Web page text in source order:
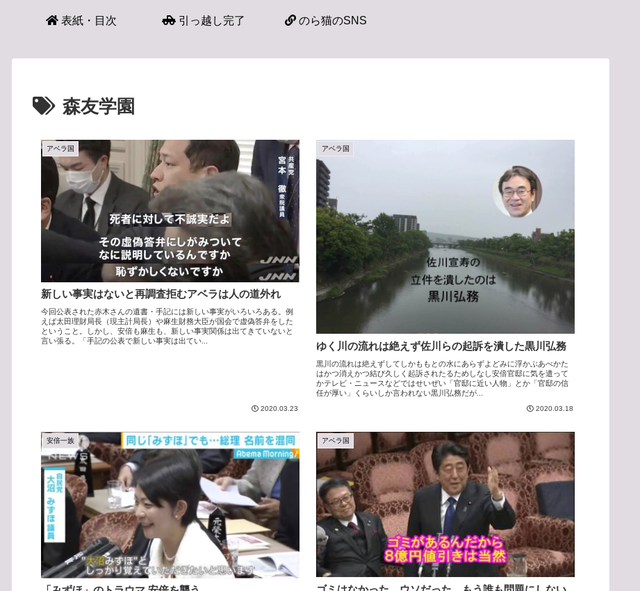
表紙・目次 引っ越し完了 のら猫のSNS
森友学園
アベラ国
新しい事実はないと再調査拒むアベラは人の道外れ
今回公表された赤木さんの遺書・手記には新しい事実がいろいろある。例
えば太田理財局長（現主計局長）や麻生財務大臣が国会で虚偽答弁をした
ということ。しかし、安倍も麻生も、新しい事実関係は出てきていないと
言い張る。「手記の公表で新しい事実は出てい...
2020.03.23
アベラ国
ゆく川の流れは絶えず佐川らの起訴を潰した黒川弘務
黒川の流れは絶えずしてしかももとの水にあらずよどみに浮かぶあべかた
はかつ消えかつ結び久しく起訴されたるためしなし安倍官邸に気を遣って
かテレビ・ニュースなどではせいぜい「官邸に近い人物」とか「官邸の信
任が厚い」くらいしか言われない黒川弘務だが...
2020.03.18
安倍一族 アベラ国